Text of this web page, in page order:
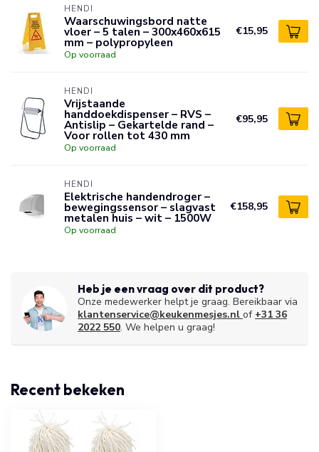
HENDI
Waarschuwingsbord natte
vloer – 5 talen – 300x460x615
mm – polypropyleen
Op voorraad
€15,95
HENDI
Vrijstaande
handdoekdispenser – RVS –
Antislip – Gekartelde rand –
Voor rollen tot 430 mm
Op voorraad
€95,95
HENDI
Elektrische handendroger –
bewegingssensor – slagvast
metalen huis – wit – 1500W
Op voorraad
€158,95
Heb je een vraag over dit product?
Onze medewerker helpt je graag. Bereikbaar via
klantenservice@keukenmesjes.nl of +31 36
2022 550. We helpen u graag!
Recent bekeken